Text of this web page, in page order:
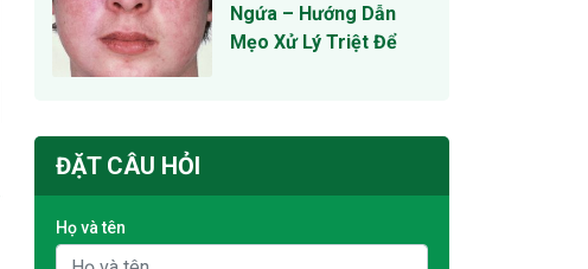
Ngứa – Hướng Dẫn
Mẹo Xử Lý Triệt Để
ĐẶT CÂU HỎI
Họ và tên